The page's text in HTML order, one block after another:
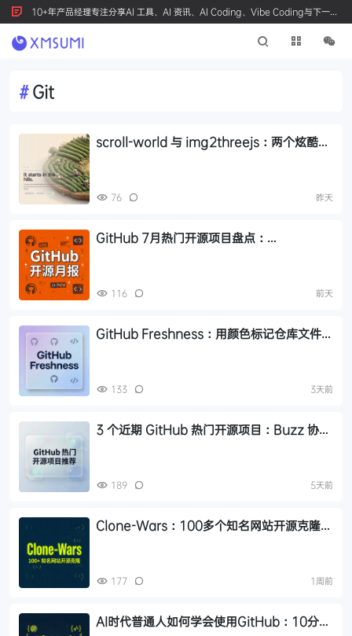
10+年产品经理专注分享AI 工具、AI 资讯、AI Coding、Vibe Coding与下一代
产品创新，按 Ctrl+D 收藏我们
#Git
scroll-world 与 img2threejs：两个炫酷的
76 昨天
GitHub 7月热门开源项目盘点：
116 前天
GitHub Freshness：用颜色标记仓库文件更
133 3天前
3 个近期 GitHub 热门开源项目：Buzz 协作
189 5天前
Clone-Wars：100多个知名网站开源克隆项
177 1周前
AI时代普通人如何学会使用GitHub：10分钟